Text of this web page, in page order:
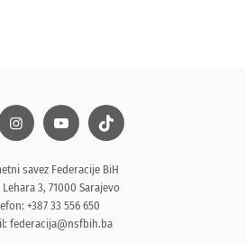
savez Federacije BiH
Lehara 3, 71000 Sarajevo
+387 33 556 650
federacija@nsfbih.ba